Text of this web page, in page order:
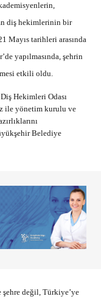
diş hekimlerinin bir
Mayıs tarihleri arasında
yapılmasında, şehrin
etkili oldu.
Hekimleri Odası
ile yönetim kurulu ve
Belediye
şehre değil, Türkiye’ye